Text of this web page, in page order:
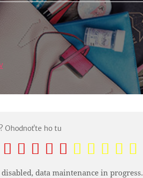
Ohodnoťte ho tu
data maintenance in progress.